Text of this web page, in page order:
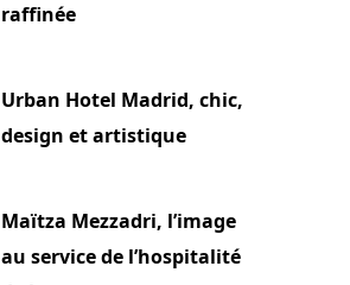
raffinée
Urban Hotel Madrid, chic,
design et artistique
Maïtza Mezzadri, l’image
au service de l’hospitalité